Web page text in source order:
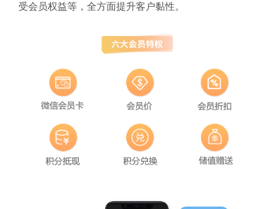
受会员权益等，全方面提升客户黏性。